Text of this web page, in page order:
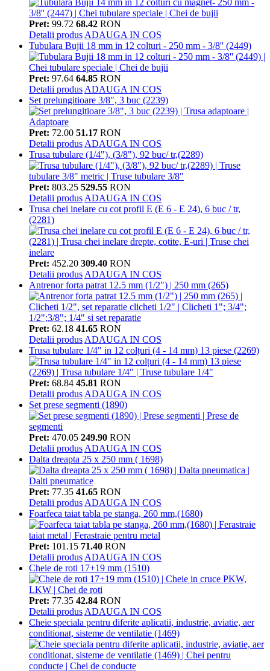
Pret: 99.72 68.42 RON
Detalii produs ADAUGA IN COS
Tubulara Bujii 18 mm in 12 colturi - 250 mm - 3/8'' (2449)
Pret: 97.64 64.85 RON
Detalii produs ADAUGA IN COS
Set prelungitioare 3/8", 3 buc (2239)
Pret: 72.00 51.17 RON
Detalii produs ADAUGA IN COS
Trusa tubulare (1/4"), (3/8"), 92 buc/ tr,(2289)
Pret: 803.25 529.55 RON
Detalii produs ADAUGA IN COS
Trusa chei inelare cu cot profil E (E 6 - E 24), 6 buc / tr,
(2281)
Pret: 452.20 309.40 RON
Detalii produs ADAUGA IN COS
Antrenor forta patrat 12.5 mm (1/2") | 250 mm (265)
Pret: 62.18 41.65 RON
Detalii produs ADAUGA IN COS
Trusa tubulare 1/4" in 12 colțuri (4 - 14 mm) 13 piese (2269)
Pret: 68.84 45.81 RON
Detalii produs ADAUGA IN COS
Set prese segmenti (1890)
Pret: 470.05 249.90 RON
Detalii produs ADAUGA IN COS
Dalta dreapta 25 x 250 mm ( 1698)
Pret: 77.35 41.65 RON
Detalii produs ADAUGA IN COS
Foarfeca taiat tabla pe stanga, 260 mm,(1680)
Pret: 101.15 71.40 RON
Detalii produs ADAUGA IN COS
Cheie de roti 17+19 mm (1510)
Pret: 77.35 42.84 RON
Detalii produs ADAUGA IN COS
Cheie speciala pentru diferite aplicatii, industrie, aviatie, aer
conditionat, sisteme de ventilatie (1469)